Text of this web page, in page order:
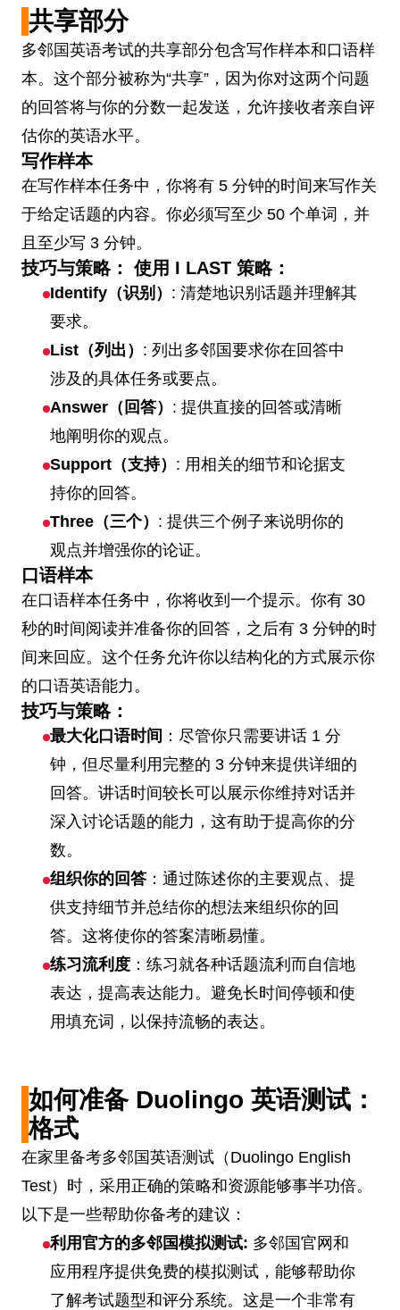
共享部分
多邻国英语考试的共享部分包含写作样本和口语样
本。这个部分被称为“共享”，因为你对这两个问题
的回答将与你的分数一起发送，允许接收者亲自评
估你的英语水平。
写作样本
在写作样本任务中，你将有 5 分钟的时间来写作关
于给定话题的内容。你必须写至少 50 个单词，并
且至少写 3 分钟。
技巧与策略： 使用 I LAST 策略：
Identify（识别） : 清楚地识别话题并理解其
要求。
List（列出） : 列出多邻国要求你在回答中
涉及的具体任务或要点。
Answer（回答） : 提供直接的回答或清晰
地阐明你的观点。
Support（支持） : 用相关的细节和论据支
持你的回答。
Three（三个） : 提供三个例子来说明你的
观点并增强你的论证。
口语样本
在口语样本任务中，你将收到一个提示。你有 30
秒的时间阅读并准备你的回答，之后有 3 分钟的时
间来回应。这个任务允许你以结构化的方式展示你
的口语英语能力。
技巧与策略：
最大化口语时间 ：尽管你只需要讲话 1 分
钟，但尽量利用完整的 3 分钟来提供详细的
回答。讲话时间较长可以展示你维持对话并
深入讨论话题的能力，这有助于提高你的分
数。
组织你的回答：通过陈述你的主要观点、提
供支持细节并总结你的想法来组织你的回
答。这将使你的答案清晰易懂。
练习流利度 ：练习就各种话题流利而自信地
表达，提高表达能力。避免长时间停顿和使
用填充词，以保持流畅的表达。
如何准备 Duolingo 英语测试：
格式
在家里备考多邻国英语测试（Duolingo English
Test）时，采用正确的策略和资源能够事半功倍。
以下是一些帮助你备考的建议：
利用官方的多邻国模拟测试: 多邻国官网和
应用程序提供免费的模拟测试，能够帮助你
了解考试题型和评分系统。这是一个非常有